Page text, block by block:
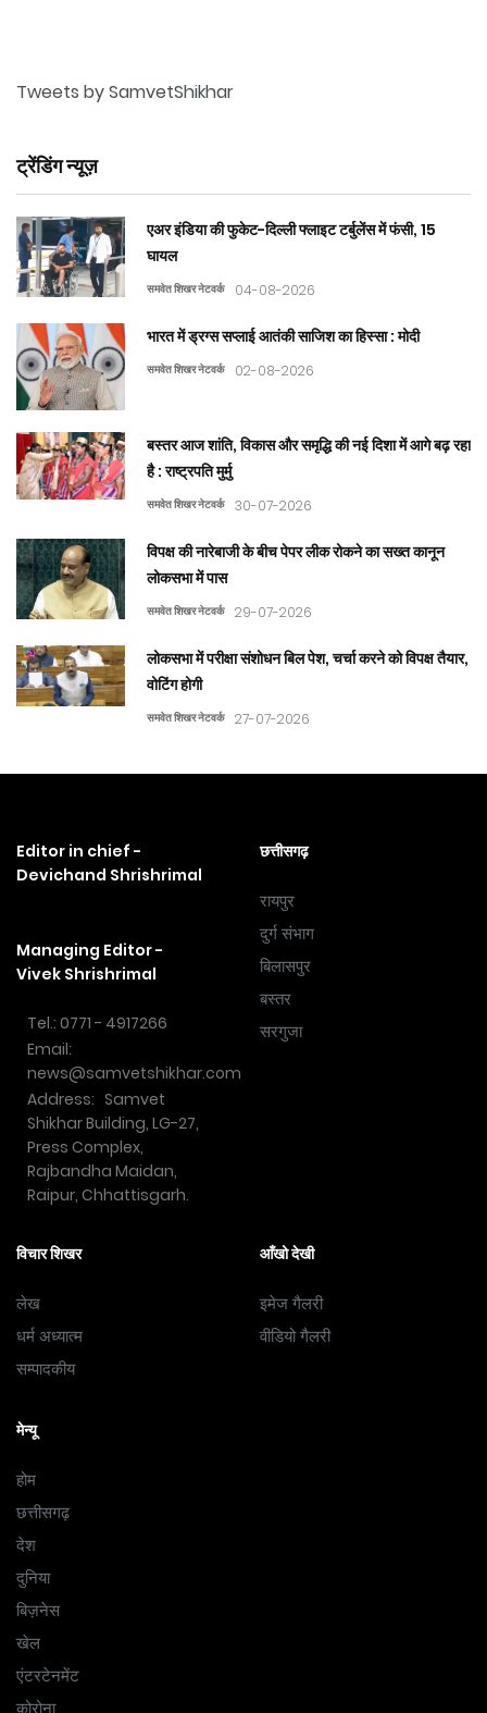
Tweets by SamvetShikhar
ट्रेंडिंग न्यूज़
एअर इंडिया की फुकेट-दिल्ली फ्लाइट टर्बुलेंस में फंसी, 15
घायल
समवेत शिखर नेटवर्क 04-08-2026
भारत में ड्रग्स सप्लाई आतंकी साजिश का हिस्सा : मोदी
समवेत शिखर नेटवर्क 02-08-2026
बस्तर आज शांति, विकास और समृद्धि की नई दिशा में आगे बढ़ रहा
है : राष्ट्रपति मुर्मु
समवेत शिखर नेटवर्क 30-07-2026
विपक्ष की नारेबाजी के बीच पेपर लीक रोकने का सख्त कानून
लोकसभा में पास
समवेत शिखर नेटवर्क 29-07-2026
लोकसभा में परीक्षा संशोधन बिल पेश, चर्चा करने को विपक्ष तैयार,
वोटिंग होगी
समवेत शिखर नेटवर्क 27-07-2026
Editor in chief -
Devichand Shrishrimal
Managing Editor -
Vivek Shrishrimal
Tel.: 0771 - 4917266
Email:
news@samvetshikhar.com
Address: Samvet
Shikhar Building, LG-27,
Press Complex,
Rajbandha Maidan,
Raipur, Chhattisgarh.
छत्तीसगढ़
रायपुर
दुर्ग संभाग
बिलासपुर
बस्तर
सरगुजा
विचार शिखर
लेख
धर्म अध्यात्म
सम्पादकीय
आँखो देखी
इमेज गैलरी
वीडियो गैलरी
मेन्यू
होम
छत्तीसगढ़
देश
दुनिया
बिज़नेस
खेल
एंटरटेनमेंट
कोरोना